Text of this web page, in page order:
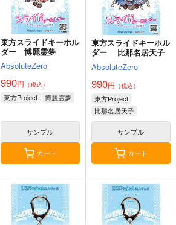
サンプル
カート
サンプル
カート
始まりの雨
幽閉サテライト
東方錦上
京 ～ Fossilized Won
ders.
上海アリス幻樂団
東方スライドキーホル
ダー 博麗霊夢
AbsoluteZero
990円 （税込）
東方Project 博麗霊夢
サンプル
カート
東方スライドキーホル
ダー 比那名居天子
AbsoluteZero
990円 （税込）
東方Project
比那名居天子
サンプル
カート